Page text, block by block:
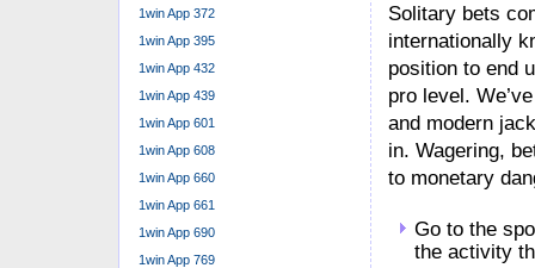
Solitary bets
internationally
position to end
pro level.
and modern
in. Wagering,
to monetary
Go to the
the activity
1win App 372
1win App 395
1win App 432
1win App 439
1win App 601
1win App 608
1win App 660
1win App 661
1win App 690
1win App 769